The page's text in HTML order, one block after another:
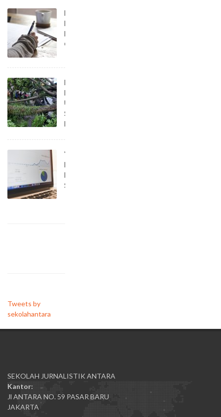
Menulis
Itu
Memang
Gampang
Payung
Hukum
Untuk
Si
Pelindung
Yuk,
Kenalan
Dengan
SEO
Tweets by
sekolahantara
SEKOLAH JURNALISTIK ANTARA
Kantor:
Jl ANTARA NO. 59 PASAR BARU
JAKARTA